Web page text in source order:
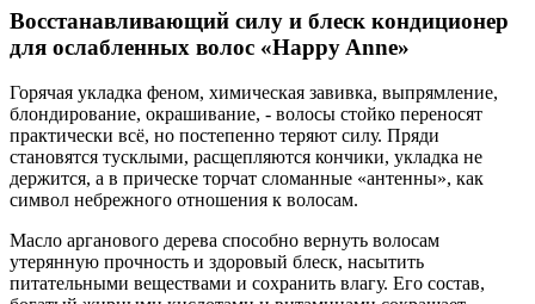
Восстанавливающий силу и блеск кондиционер
для ослабленных волос «Happy Anne»
Горячая укладка феном, химическая завивка, выпрямление,
блондирование, окрашивание, - волосы стойко переносят
практически всё, но постепенно теряют силу. Пряди
становятся тусклыми, расщепляются кончики, укладка не
держится, а в прическе торчат сломанные «антенны», как
символ небрежного отношения к волосам.
Масло арганового дерева способно вернуть волосам
утерянную прочность и здоровый блеск, насытить
питательными веществами и сохранить влагу. Его состав,